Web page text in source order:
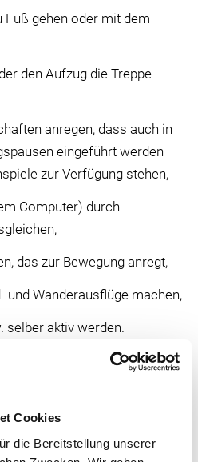
Cookies
die Bereitstellung unserer
gehen oder mit dem
den Aufzug die Treppe
anregen, dass auch in
eingeführt werden
zur Verfügung stehen,
Computer) durch
das zur Bewegung anregt,
und Wanderausflüge machen,
selber aktiv werden.